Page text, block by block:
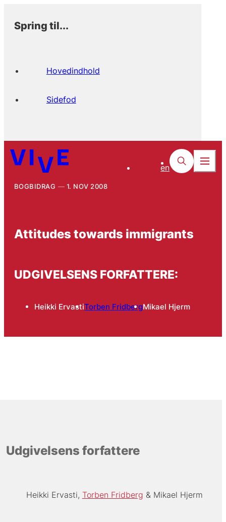
Spring til...
Hovedindhold
Sidefod
en
BOGBIDRAG 1. NOV 2008
Attitudes towards immigrants
UDGIVELSENS FORFATTERE:
Heikki ErvastiTorben FridbergMikael Hjerm
Udgivelsens forfattere
Heikki Ervasti Torben Fridberg Mikael Hjerm